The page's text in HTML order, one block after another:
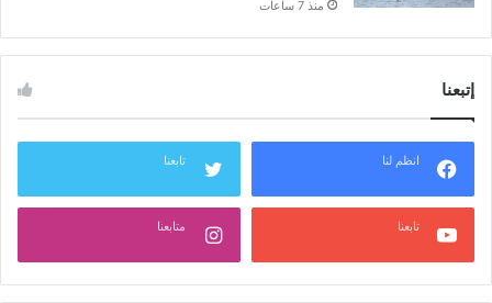
منذ 7 ساعات
إتبعنا
انظم لنا تابعنا
تابعنا متابعنا